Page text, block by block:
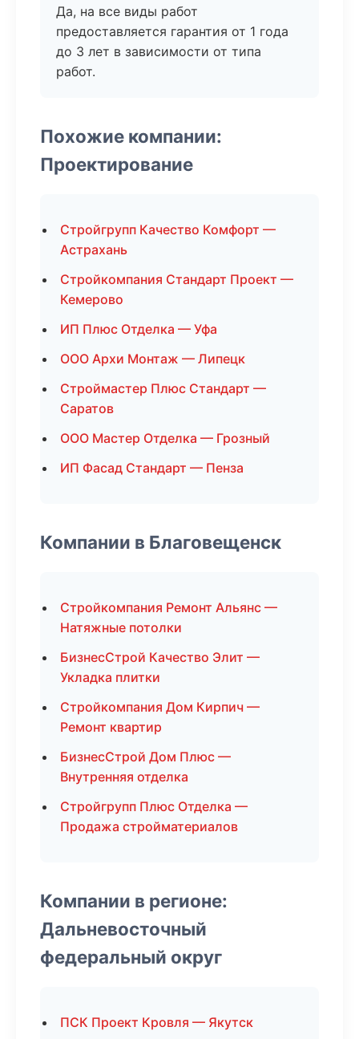
Да, на все виды работ
предоставляется гарантия от 1 года
до 3 лет в зависимости от типа
работ.
Похожие компании:
Проектирование
Стройгрупп Качество Комфорт —
Астрахань
Стройкомпания Стандарт Проект —
Кемерово
ИП Плюс Отделка — Уфа
ООО Архи Монтаж — Липецк
Строймастер Плюс Стандарт —
Саратов
ООО Мастер Отделка — Грозный
ИП Фасад Стандарт — Пенза
Компании в Благовещенск
Стройкомпания Ремонт Альянс —
Натяжные потолки
БизнесСтрой Качество Элит —
Укладка плитки
Стройкомпания Дом Кирпич —
Ремонт квартир
БизнесСтрой Дом Плюс —
Внутренняя отделка
Стройгрупп Плюс Отделка —
Продажа стройматериалов
Компании в регионе:
Дальневосточный
федеральный округ
ПСК Проект Кровля — Якутск